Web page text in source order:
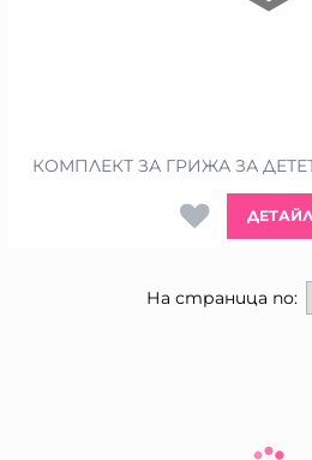
КОМПЛЕКТ ЗА ГРИЖА ЗА
На страница по: